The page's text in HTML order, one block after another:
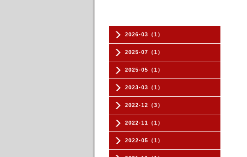
2026-03（1）
2025-07（1）
2025-05（1）
2023-03（1）
2022-12（3）
2022-11（1）
2022-05（1）